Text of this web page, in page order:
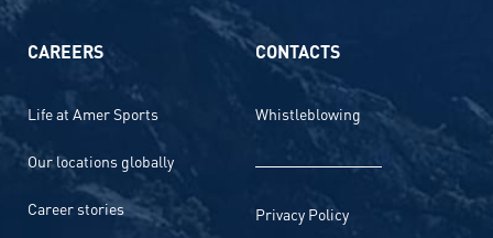
CAREERS
Life at Amer Sports
Our locations globally
Career stories
CONTACTS
Whistleblowing
Privacy Policy